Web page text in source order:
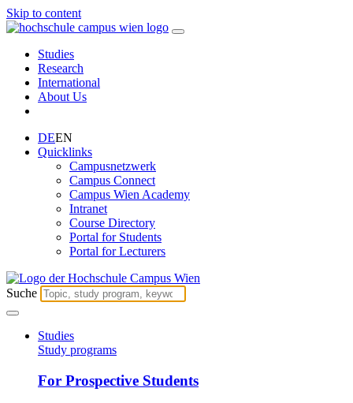
Skip to content
Studies
Research
International
About Us
DEEN
Quicklinks
Campusnetzwerk
Campus Connect
Campus Wien Academy
Intranet
Course Directory
Portal for Students
Portal for Lecturers
Suche
Studies
Study programs
For Prospective Students